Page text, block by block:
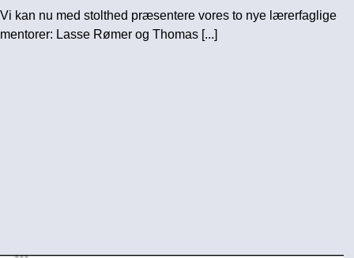
Vi kan nu med stolthed præsentere vores to nye lærerfaglige
mentorer: Lasse Rømer og Thomas [...]